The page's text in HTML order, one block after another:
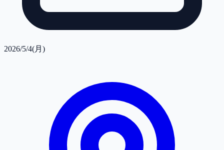
2026/5/4(月)